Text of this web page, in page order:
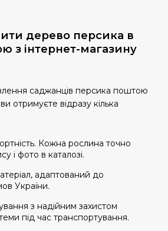
дерево персика в
з інтернет-магазину
саджанців персика поштою
отримуєте відразу кілька
Кожна рослина точно
і фото в каталозі.
адаптований до
України.
з надійним захистом
під час транспортування.